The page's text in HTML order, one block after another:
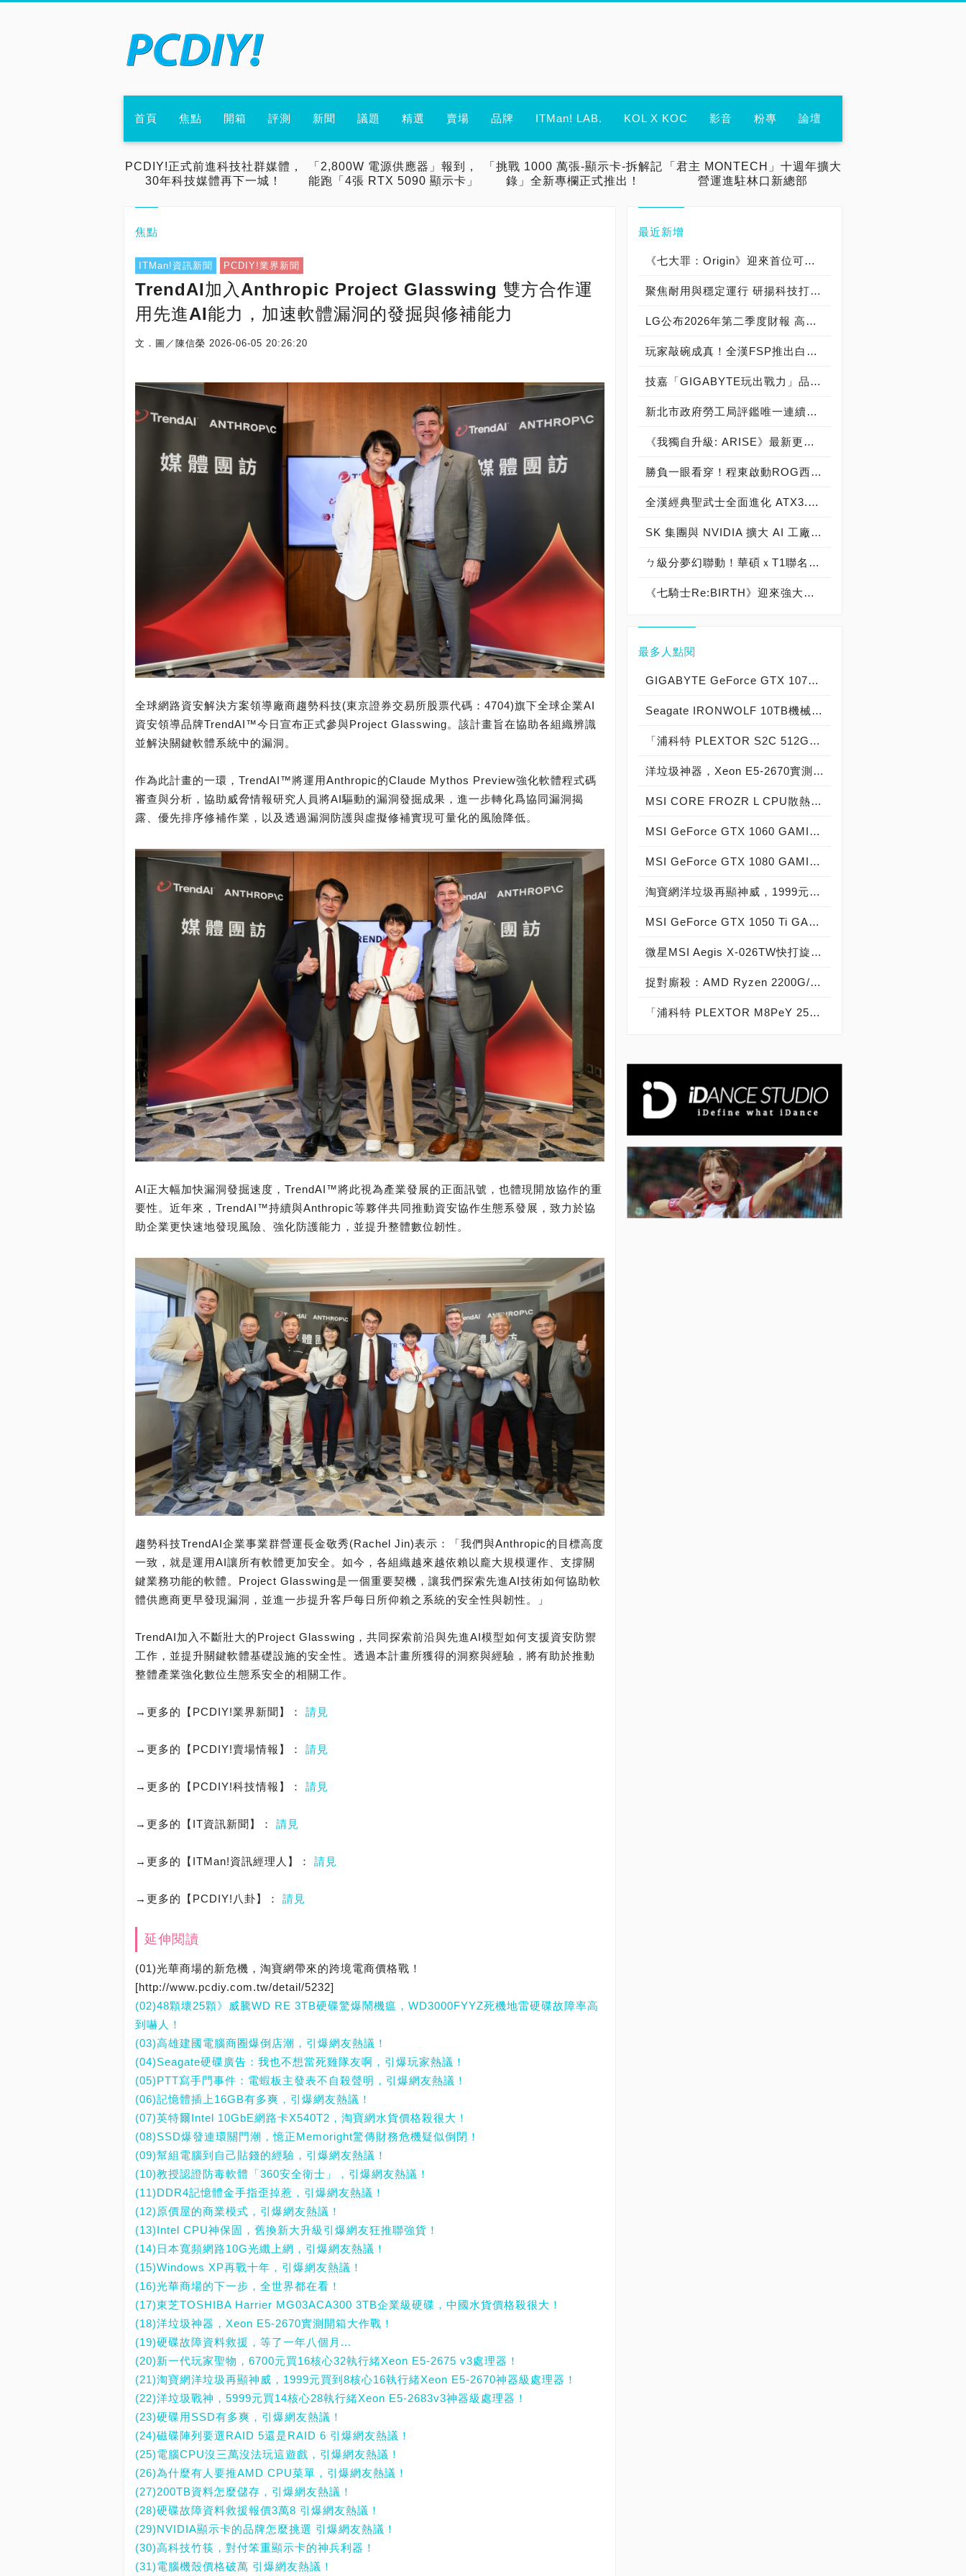
首頁 焦點 開箱 評測 新聞 議題 精選 賣場 品牌 ITMan! LAB. KOL X KOC 影音 粉專 論壇
PCDIY!正式前進科技社群媒體，
30年科技媒體再下一城！
「2,800W 電源供應器」報到，
能跑「4張 RTX 5090 顯示卡」
「挑戰 1000 萬張-顯示卡-拆解記
錄」全新專欄正式推出！
「君主 MONTECH」十週年擴大
營運進駐林口新總部
焦點
ITMan!資訊新聞 PCDIY!業界新聞
TrendAI加入Anthropic Project Glasswing 雙方合作運
用先進AI能力，加速軟體漏洞的發掘與修補能力
文．圖／陳信榮 2026-06-05 20:26:20
全球網路資安解決方案領導廠商趨勢科技(東京證券交易所股票代碼：4704)旗下全球企業AI
資安領導品牌TrendAI™今日宣布正式參與Project Glasswing。該計畫旨在協助各組織辨識
並解決關鍵軟體系統中的漏洞。
作為此計畫的一環，TrendAI™將運用Anthropic的Claude Mythos Preview強化軟體程式碼
審查與分析，協助威脅情報研究人員將AI驅動的漏洞發掘成果，進一步轉化爲協同漏洞揭
露、優先排序修補作業，以及透過漏洞防護與虛擬修補實現可量化的風險降低。
AI正大幅加快漏洞發掘速度，TrendAI™將此視為產業發展的正面訊號，也體現開放協作的重
要性。近年來，TrendAI™持續與Anthropic等夥伴共同推動資安協作生態系發展，致力於協
助企業更快速地發現風險、強化防護能力，並提升整體數位韌性。
趨勢科技TrendAI企業事業群營運長金敬秀(Rachel Jin)表示：「我們與Anthropic的目標高度
一致，就是運用AI讓所有軟體更加安全。如今，各組織越來越依賴以龐大規模運作、支撐關
鍵業務功能的軟體。Project Glasswing是一個重要契機，讓我們探索先進AI技術如何協助軟
體供應商更早發現漏洞，並進一步提升客戶每日所仰賴之系統的安全性與韌性。」
TrendAI加入不斷壯大的Project Glasswing，共同探索前沿與先進AI模型如何支援資安防禦
工作，並提升關鍵軟體基礎設施的安全性。透過本計畫所獲得的洞察與經驗，將有助於推動
整體產業強化數位生態系安全的相關工作。
→更多的【PCDIY!業界新聞】： 請見
→更多的【PCDIY!賣場情報】： 請見
→更多的【PCDIY!科技情報】： 請見
→更多的【IT資訊新聞】： 請見
→更多的【ITMan!資訊經理人】： 請見
→更多的【PCDIY!八卦】： 請見
延伸閱讀
(01)光華商場的新危機，淘寶網帶來的跨境電商價格戰！
[http://www.pcdiy.com.tw/detail/5232]
(02)48顆壞25顆》威騰WD RE 3TB硬碟驚爆鬧機瘟，WD3000FYYZ死機地雷硬碟故障率高
到嚇人！
(03)高雄建國電腦商圈爆倒店潮，引爆網友熱議！
(04)Seagate硬碟廣告：我也不想當死雞隊友啊，引爆玩家熱議！
(05)PTT寫手門事件：電蝦板主發表不自殺聲明，引爆網友熱議！
(06)記憶體插上16GB有多爽，引爆網友熱議！
(07)英特爾Intel 10GbE網路卡X540T2，淘寶網水貨價格殺很大！
(08)SSD爆發連環關門潮，憶正Memoright驚傳財務危機疑似倒閉！
(09)幫組電腦到自己貼錢的經驗，引爆網友熱議！
(10)教授認證防毒軟體「360安全衛士」，引爆網友熱議！
(11)DDR4記憶體金手指歪掉惹，引爆網友熱議！
(12)原價屋的商業模式，引爆網友熱議！
(13)Intel CPU神保固，舊換新大升級引爆網友狂推聯強貨！
(14)日本寬頻網路10G光纖上網，引爆網友熱議！
(15)Windows XP再戰十年，引爆網友熱議！
(16)光華商場的下一步，全世界都在看！
(17)東芝TOSHIBA Harrier MG03ACA300 3TB企業級硬碟，中國水貨價格殺很大！
(18)洋垃圾神器，Xeon E5-2670實測開箱大作戰！
(19)硬碟故障資料救援，等了一年八個月...
(20)新一代玩家聖物，6700元買16核心32執行緒Xeon E5-2675 v3處理器！
(21)淘寶網洋垃圾再顯神威，1999元買到8核心16執行緒Xeon E5-2670神器級處理器！
(22)洋垃圾戰神，5999元買14核心28執行緒Xeon E5-2683v3神器級處理器！
(23)硬碟用SSD有多爽，引爆網友熱議！
(24)磁碟陣列要選RAID 5還是RAID 6 引爆網友熱議！
(25)電腦CPU沒三萬沒法玩這遊戲，引爆網友熱議！
(26)為什麼有人要推AMD CPU菜單，引爆網友熱議！
(27)200TB資料怎麼儲存，引爆網友熱議！
(28)硬碟故障資料救援報價3萬8 引爆網友熱議！
(29)NVIDIA顯示卡的品牌怎麼挑選 引爆網友熱議！
(30)高科技竹筷，對付笨重顯示卡的神兵利器！
(31)電腦機殼價格破萬 引爆網友熱議！
最近新增
《七大罪：Origin》迎來首位可遊玩十誡角色「德里艾利」
聚焦耐用與穩定運行 研揚科技打造新一代 COM Express Type 6 模組
LG公布2026年第二季度財報 高附加價值產品銷售成長與成本競爭力提升，營業獲利年增 147%
玩家敲碗成真！全漢FSP推出白色 VITA PM MIT 1000W 靜音電源純白上市！ MIT 白金電源首度披上純白戰袍，支援 ATX 3.1、PCIe 5.1，10年保固！
技嘉「GIGABYTE玩出戰力」品牌活動8/3讓玩家「找到專屬配備」
新北市政府勞工局評鑑唯一連續三年獲獎企業！ 宏正三度榮膺新北市政府<友善移工企業>殊榮
《我獨自升級: ARISE》最新更新 成振宇覺醒闇影君主繼承者
勝負一眼看穿！程東啟動ROG西風之神 雙螢幕AI致勝全局
全漢經典聖武士全面進化 ATX3.1，價格不變！FSP VIC BD+ 電競入門最強銅牌電源！ ATX 3.1、全新壓紋線材、登錄享 5 年保固，打造新世代入門電競首選
SK 集團與 NVIDIA 擴大 AI 工廠與次世代記憶體策略合作 規模逾 5,000 億美元的 NVIDIA-SK AI 計畫（NVIDIA-SK AI Initiative）， 涵蓋 SK Telecom 最高達 2GW 的 AI 工廠，以及與 SK 海力士的長期 AI 記憶體合作
ㄅ級分夢幻聯動！華碩ｘT1聯名顯示卡全台盛大開賣
《七騎士Re:BIRTH》迎來強大的全新英雄[天劍]宣嵐 同步推出韓國主題劇情
最多人點閱
GIGABYTE GeForce GTX 1070 Xtreme Gaming實測開箱，電競級顯示卡中的頂尖之作！
Seagate IRONWOLF 10TB機械硬碟實測開箱，氦氣填充那嘶狼守護者NAS HDD
「浦科特 PLEXTOR S2C 512GB SSD」實測開箱，超值型固態硬碟中的優質好貨！
洋垃圾神器，Xeon E5-2670實測開箱大作戰！
MSI CORE FROZR L CPU散熱器實測開箱，微星電競產品再添新兵
MSI GeForce GTX 1060 GAMING X 6G實測開箱，玩家級電競顯示卡中的神兵利器！
MSI GeForce GTX 1080 GAMING X 8G實測開箱，史上最強大Pascal自製顯示卡全面來襲！
淘寶網洋垃圾再顯神威，1999元買到8核心16執行緒Xeon E5-2670神器級處理器！
MSI GeForce GTX 1050 Ti GAMING X 4G實測開箱，中階電競顯示卡中的玩家精品！
微星MSI Aegis X-026TW快打旋風V同梱版實測開箱，VR電競桌機的頂尖之作！
捉對廝殺：AMD Ryzen 2200G/2400G VS Intel Core i3-8100/i5-8400
「浦科特 PLEXTOR M8PeY 256GB、512GB、1TB」實測開箱，玩家級NVMe型PCIe 3.0 x4 SSD效能實測大作戰！